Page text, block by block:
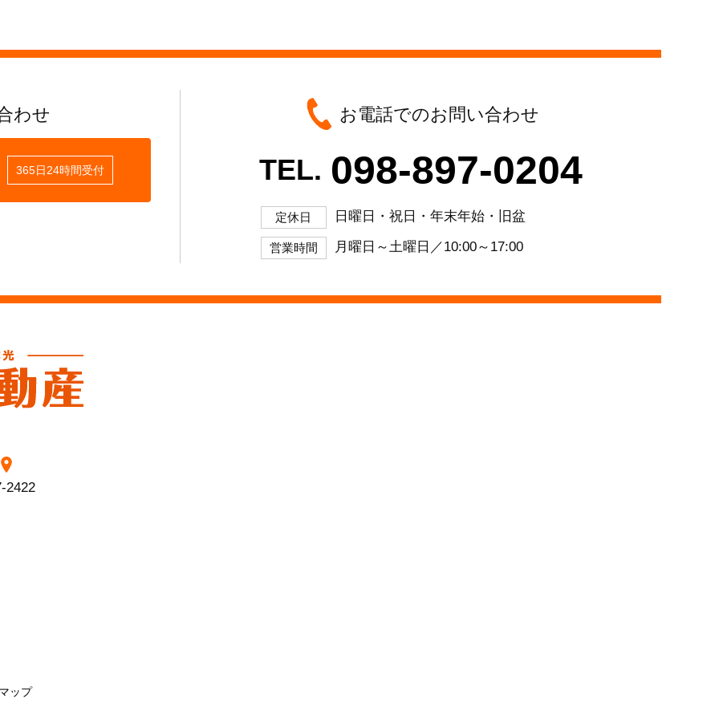
わせ
365日24時間受付
お電話でのお問い合わせ
TEL. 098-897-0204
定休日 日曜日・祝日・年末年始・旧盆
営業時間 月曜日～土曜日／10:00～17:00
2422
ップ